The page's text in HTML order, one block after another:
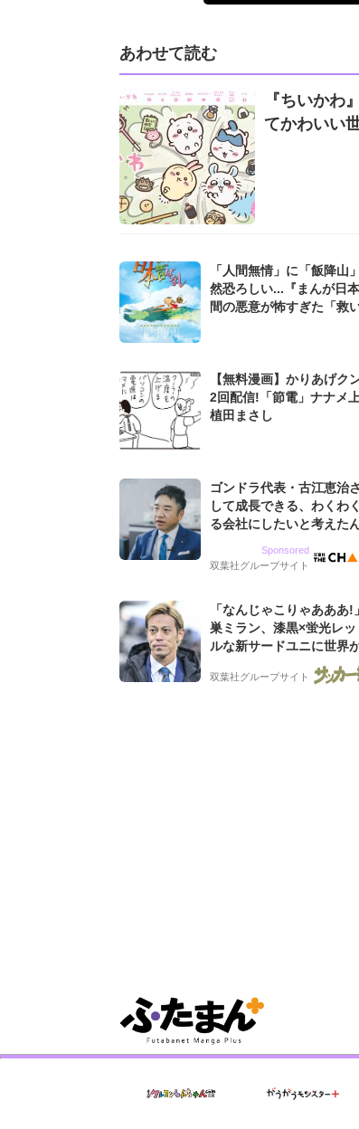
あわせて読む
『ちいかわ
てかわいい
「人間無情」に「飯降山
然恐ろしい...『まんが日
間の悪意が怖すぎた「救
【無料漫画】かりあげク
2回配信!「節電」ナナメ
植田まさし
ゴンドラ代表・古江恵治
して成長できる、わくわ
る会社にしたいと考えた
グ会社のアイデンティテ
Sponsored
双葉社グループサイト
「なんじゃこりゃあああ
巣ミラン、漆黒×蛍光レ
ルな新サードユニに世界
なのにズルい」「こりゃ
双葉社グループサイト